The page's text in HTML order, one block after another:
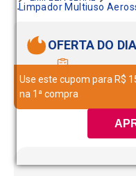
.Limpador Multiuso
OFERTA DO DIA
Use este cupom para R$
na 1ª compra